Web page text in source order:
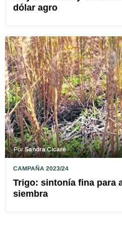
dólar agro
PorSandra Cicaré
CAMPAÑA 2023/24
Trigo: sintonía fina para
siembra